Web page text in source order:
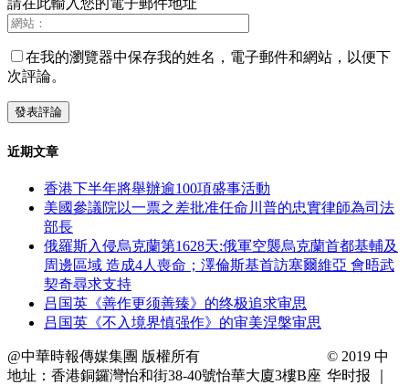
在我的瀏覽器中保存我的姓名，電子郵件和網站，以便下
次評論。
近期文章
香港下半年將舉辦逾100項盛事活動
美國參議院以一票之差批准任命川普的忠實律師為司法
部長
俄羅斯入侵烏克蘭第1628天:俄軍空襲烏克蘭首都基輔及
周邊區域 造成4人喪命；澤倫斯基首訪塞爾維亞 會晤武
契奇尋求支持
吕国英《善作更须善臻》的终极追求审思
吕国英《不入境界慎强作》的审美涅槃审思
@中華時報傳媒集團 版權所有
地址：香港銅鑼灣怡和街38-40號怡華大廈3樓B座
© 2019 中
华时报 ｜